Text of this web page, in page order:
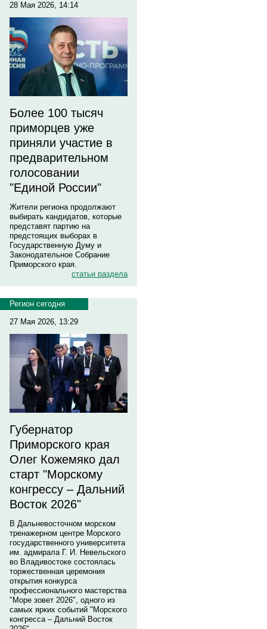
28 Мая 2026, 14:14
Более 100 тысяч
приморцев уже
приняли участие в
предварительном
голосовании
"Единой России"
Жители региона продолжают
выбирать кандидатов, которые
представят партию на
предстоящих выборах в
Государственную Думу и
Законодательное Собрание
Приморского края.
статьи раздела
Регион сегодня
27 Мая 2026, 13:29
Губернатор
Приморского края
Олег Кожемяко дал
старт "Морскому
конгрессу – Дальний
Восток 2026"
В Дальневосточном морском
тренажерном центре Морского
государственного университета
им. адмирала Г. И. Невельского
во Владивостоке состоялась
торжественная церемония
открытия конкурса
профессионального мастерства
"Море зовет 2026", одного из
самых ярких событий "Морского
конгресса – Дальний Восток